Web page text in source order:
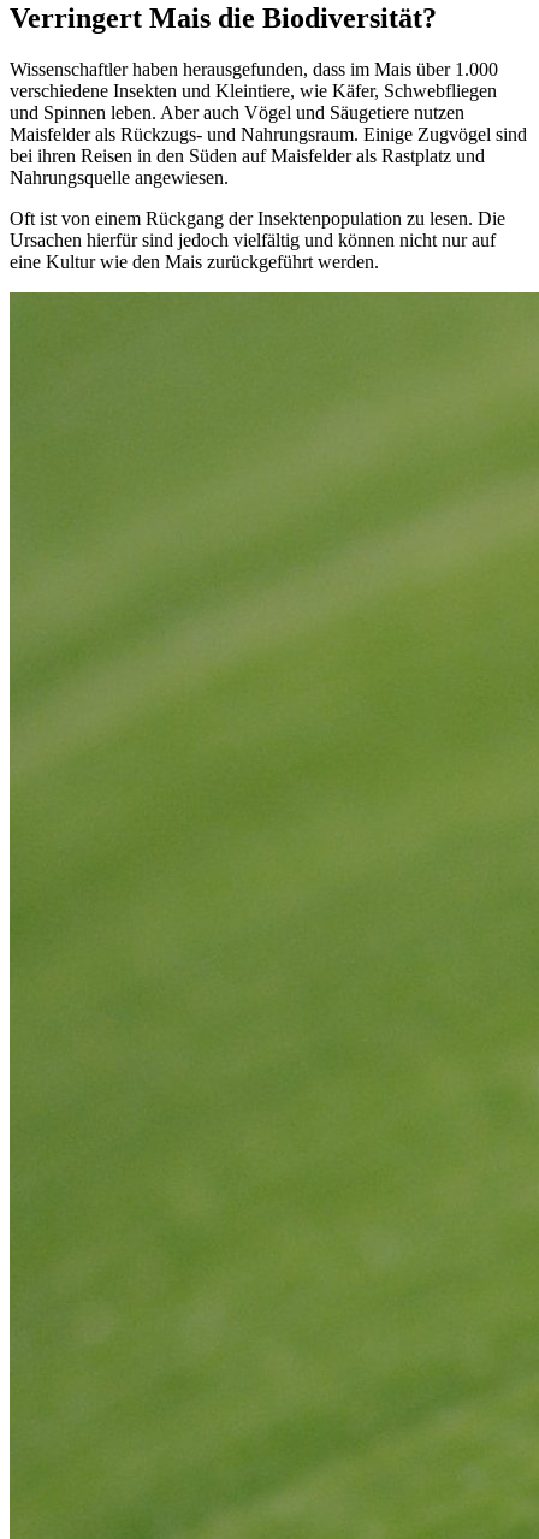
Verringert Mais die Biodiversität?
Wissenschaftler haben herausgefunden, dass im Mais über 1.000
verschiedene Insekten und Kleintiere, wie Käfer, Schwebfliegen
und Spinnen leben. Aber auch Vögel und Säugetiere nutzen
Maisfelder als Rückzugs- und Nahrungsraum. Einige Zugvögel sind
bei ihren Reisen in den Süden auf Maisfelder als Rastplatz und
Nahrungsquelle angewiesen.
Oft ist von einem Rückgang der Insektenpopulation zu lesen. Die
Ursachen hierfür sind jedoch vielfältig und können nicht nur auf
eine Kultur wie den Mais zurückgeführt werden.